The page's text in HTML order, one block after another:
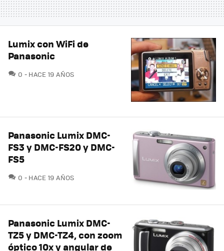
Lumix con WiFi de
Panasonic
0 COMENTARIOS
HACE 19 AÑOS
Panasonic Lumix DMC-
FS3 y DMC-FS20 y DMC-
FS5
0 COMENTARIOS
HACE 19 AÑOS
Panasonic Lumix DMC-
TZ5 y DMC-TZ4, con zoom
óptico 10x y angular de